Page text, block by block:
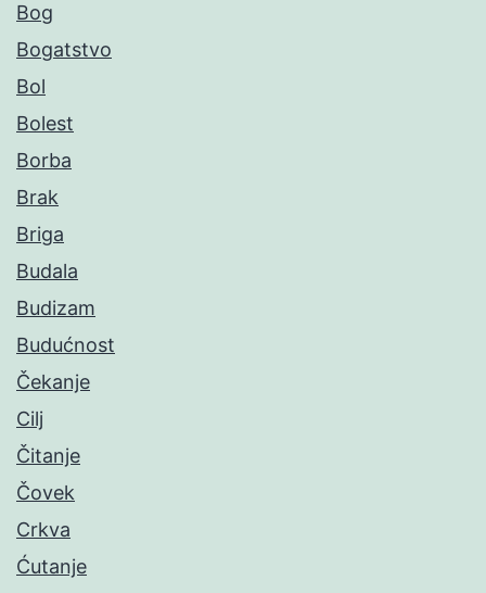
Bog
Bogatstvo
Bol
Bolest
Borba
Brak
Briga
Budala
Budizam
Budućnost
Čekanje
Cilj
Čitanje
Čovek
Crkva
Ćutanje